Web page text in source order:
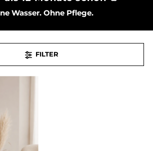
Wasser. Ohne Pflege.
FILTER